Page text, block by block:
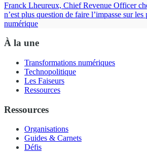
Franck Lheureux, Chief Revenue Officer
n’est plus question de faire l’impasse sur
numérique
À la une
Transformations numériques
Technopolitique
Les Faiseurs
Ressources
Ressources
Organisations
Guides & Carnets
Défis